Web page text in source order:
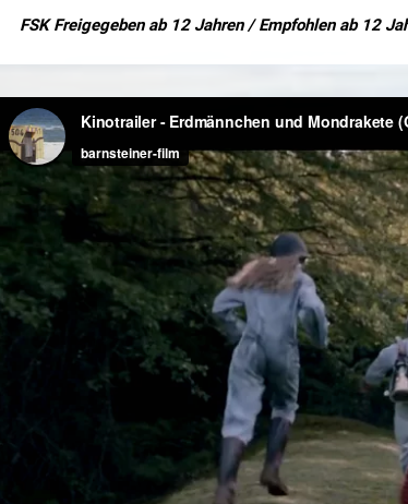
FSK Freigegeben ab 12 Jahren / Empfohlen ab 12